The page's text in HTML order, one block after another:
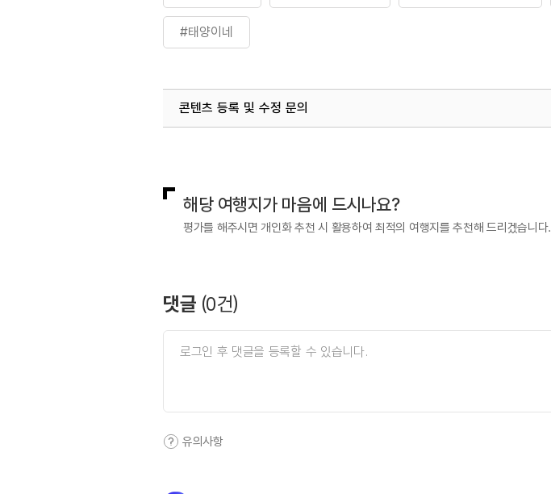
#태양이네
콘텐츠 등록 및 수정 문의
해당 여행지가 마음에 드시나요?
평가를 해주시면 개인화 추천 시 활용하여 최적의 여행지를 추천해 드리겠습니다.
댓글 (0건)
유의사항